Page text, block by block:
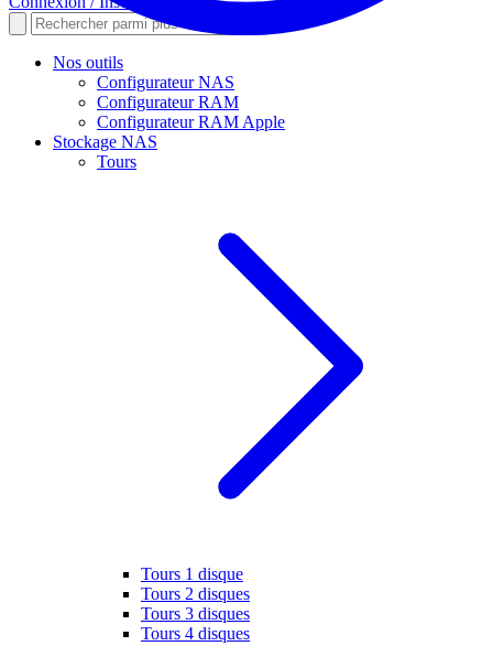
Nos outils
Configurateur NAS
Configurateur RAM
Configurateur RAM Apple
Stockage NAS
Tours
Tours 1 disque
Tours 2 disques
Tours 3 disques
Tours 4 disques